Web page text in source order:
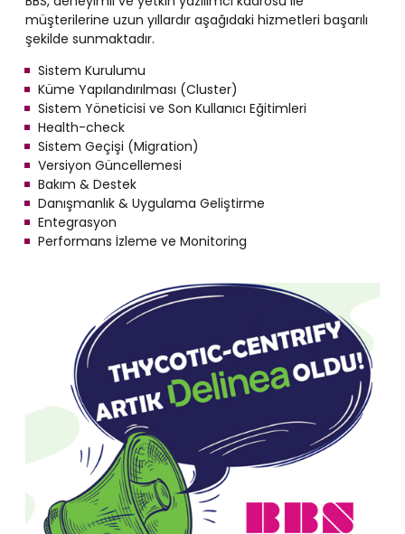
müşterilerine uzun yıllardır aşağıdaki hizmetleri başarılı
şekilde sunmaktadır.
Sistem Kurulumu
Küme Yapılandırılması (Cluster)
Sistem Yöneticisi ve Son Kullanıcı Eğitimleri
Health-check
Sistem Geçişi (Migration)
Versiyon Güncellemesi
Bakım & Destek
Danışmanlık & Uygulama Geliştirme
Entegrasyon
Performans İzleme ve Monitoring